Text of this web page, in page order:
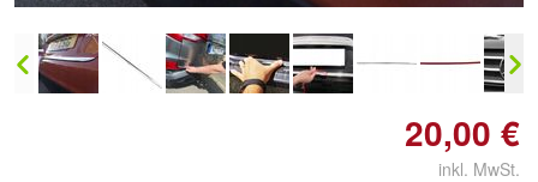
20,00 €
inkl. MwSt.